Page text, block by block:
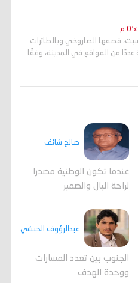
قصفها الصاروخي وبالطائرات
من المواقع في المدينة، وفقًا
صالح شائف
عندما تكون الوطنية مصدرا
لراحة البال والضمير
عبدالرؤوف الحنشي
الجنوب بين تعدد المسارات
ووحدة الهدف